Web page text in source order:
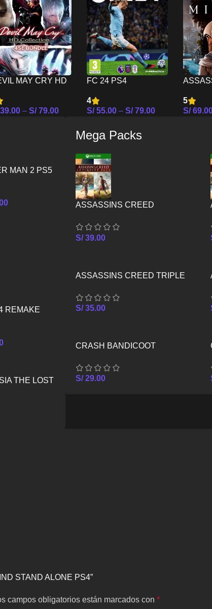
MAY CRY HD
BUNDLE PS4
– S/79.00
FC 24 PS4
4
S/55.00 – S/79.00
5
S/
MAN 2 PS5
REMAKE
THE LOST
Mega Packs
ASSASSINS CREED
S/39.00
ASSASSINS CREED TRIPLE
S/35.00
CRASH BANDICOOT
XBOX ONE
S/29.00
STAND ALONE PS4”
campos obligatorios están marcados con *